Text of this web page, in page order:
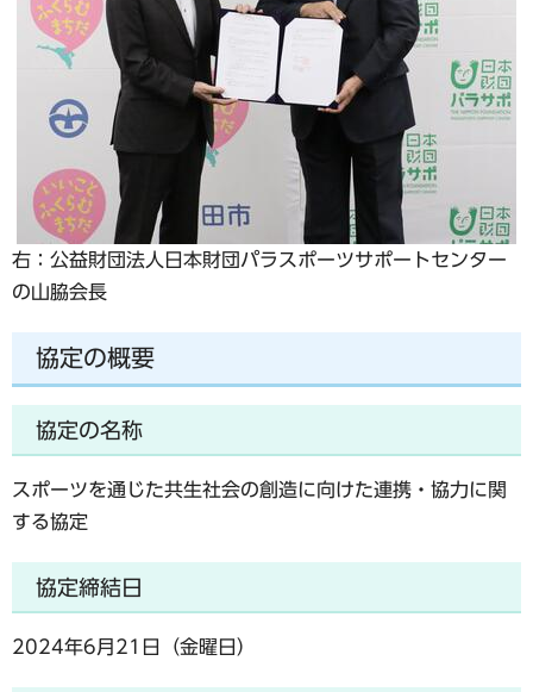
右：公益財団法人日本財団パラスポーツサポートセンター
の山脇会長
協定の概要
協定の名称
スポーツを通じた共生社会の創造に向けた連携・協力に関
する協定
協定締結日
2024年6月21日（金曜日）